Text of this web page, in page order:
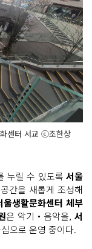
센터 서교 ⓒ조한상
누릴 수 있도록 서울
간을 새롭게 조성해
울생활문화센터 체부
은 악기‧음악을,서
으로 운영 중이다.